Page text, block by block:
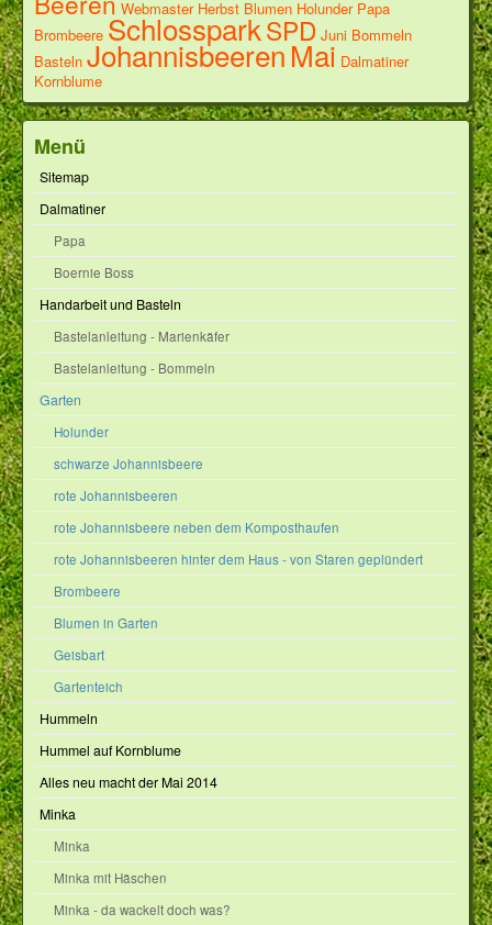
Webmaster Herbst Blumen Holunder Papa
Brombeere SchlossparkSPD Juni Bommeln
Basteln JohannisbeerenMai Dalmatiner
Kornblume
Menü
Sitemap
Dalmatiner
Papa
Boernie Boss
Handarbeit und Basteln
Bastelanleitung - Marienkäfer
Bastelanleitung - Bommeln
Garten
Holunder
schwarze Johannisbeere
rote Johannisbeeren
rote Johannisbeere neben dem Komposthaufen
rote Johannisbeeren hinter dem Haus - von Staren geplündert
Brombeere
Blumen in Garten
Geisbart
Gartenteich
Hummeln
Hummel auf Kornblume
Alles neu macht der Mai 2014
Minka
Minka
Minka mit Häschen
Minka - da wackelt doch was?